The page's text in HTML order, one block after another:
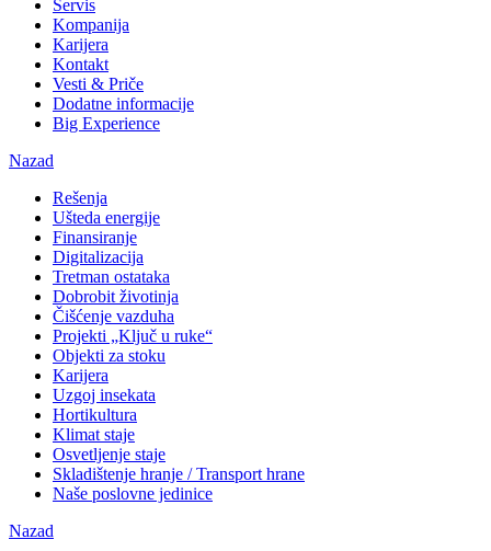
Servis
Kompanija
Karijera
Kontakt
Vesti & Priče
Dodatne informacije
Big Experience
Nazad
Rešenja
Ušteda energije
Finansiranje
Digitalizacija
Tretman ostataka
Dobrobit životinja
Čišćenje vazduha
Projekti „Ključ u ruke“
Objekti za stoku
Karijera
Uzgoj insekata
Hortikultura
Klimat staje
Osvetljenje staje
Skladištenje hranje / Transport hrane
Naše poslovne jedinice
Nazad